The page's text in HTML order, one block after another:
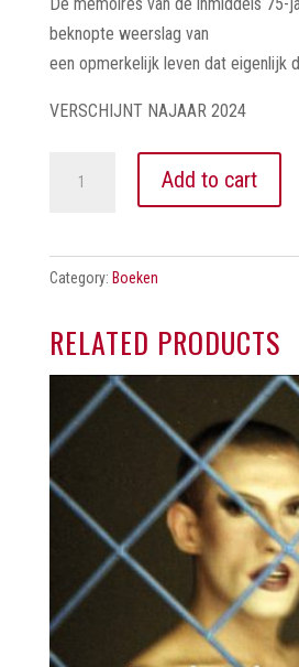
beknopte weerslag van
een opmerkelijk leven dat eigenlijk
VERSCHIJNT NAJAAR 2024
Add to cart
Category: Boeken
RELATED PRODUCTS